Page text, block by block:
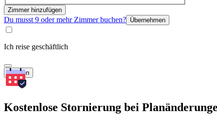
Zimmer hinzufügen
Du musst 9 oder mehr Zimmer buchen? Übernehmen
Ich reise geschäftlich
Suchen
Kostenlose Stornierung bei